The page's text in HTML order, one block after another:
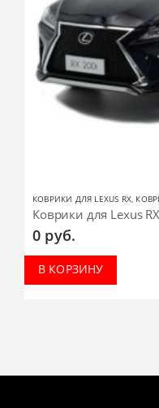
КОВРИКИ ДЛЯ LEXUS RX,
Коврики для Lexus
0 руб.
В КОРЗИНУ